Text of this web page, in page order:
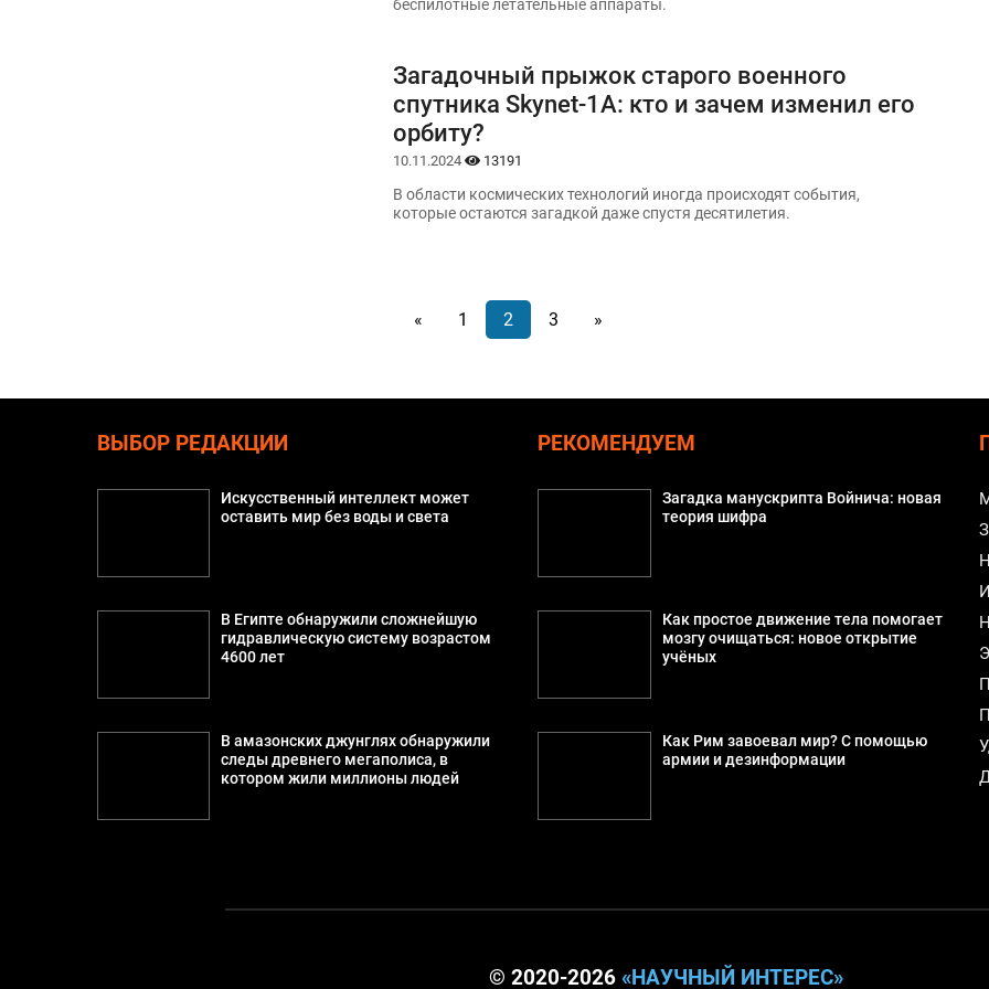
беспилотные летательные аппараты.
Загадочный прыжок старого военного
спутника Skynet-1A: кто и зачем изменил его
орбиту?
10.11.2024 13191
В области космических технологий иногда происходят события,
которые остаются загадкой даже спустя десятилетия.
« 1 2 3 »
ВЫБОР РЕДАКЦИИ
Искусственный интеллект может
оставить мир без воды и света
В Египте обнаружили сложнейшую
гидравлическую систему возрастом
4600 лет
В амазонских джунглях обнаружили
следы древнего мегаполиса, в
котором жили миллионы людей
РЕКОМЕНДУЕМ
Загадка манускрипта Войнича: новая
теория шифра
Как простое движение тела помогает
мозгу очищаться: новое открытие
учёных
Как Рим завоевал мир? С помощью
армии и дезинформации
© 2020-2026 «НАУЧНЫЙ ИНТЕРЕС»